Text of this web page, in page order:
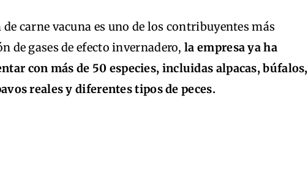
carne vacuna es uno de los contribuyentes más
de gases de efecto invernadero,la empresa ya ha
con más de 50 especies, incluidas alpacas, búfalos,
reales y diferentes tipos de peces.